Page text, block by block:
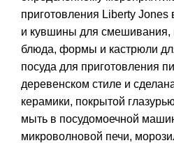
приготовления Liberty Jones
и кувшины для
блюда, формы и кастрюли
посуда для приготовления
деревенском стиле и
керамики, покрытой
мыть в посудомоечной
микроволновой печи,